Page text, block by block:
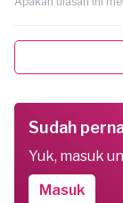
Sudah
Yuk, masuk
Masuk